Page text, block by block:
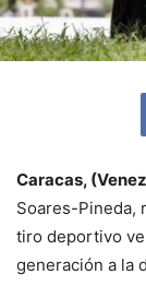
Caracas,
Soares-Pineda,
tiro deportivo
generación a la